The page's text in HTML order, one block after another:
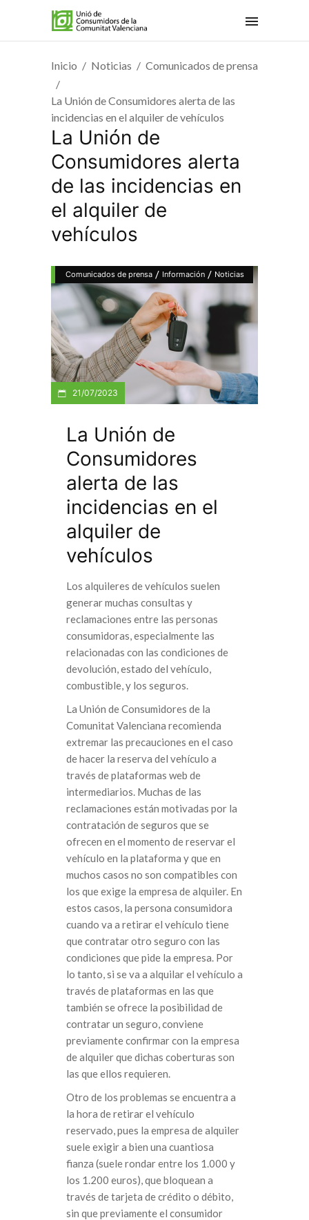
Inicio Noticias Comunicados de prensa
La Unión de Consumidores alerta de las
incidencias en el alquiler de vehículos
La Unión de
Consumidores alerta
de las incidencias en
el alquiler de
vehículos
Comunicados de prensa / Información / Noticias
21/07/2023
La Unión de
Consumidores
alerta de las
incidencias en el
alquiler de
vehículos
Los alquileres de vehículos suelen
generar muchas consultas y
reclamaciones entre las personas
consumidoras, especialmente las
relacionadas con las condiciones de
devolución, estado del vehículo,
combustible, y los seguros.
La Unión de Consumidores de la
Comunitat Valenciana recomienda
extremar las precauciones en el caso
de hacer la reserva del vehículo a
través de plataformas web de
intermediarios. Muchas de las
reclamaciones están motivadas por la
contratación de seguros que se
ofrecen en el momento de reservar el
vehículo en la plataforma y que en
muchos casos no son compatibles con
los que exige la empresa de alquiler. En
estos casos, la persona consumidora
cuando va a retirar el vehículo tiene
que contratar otro seguro con las
condiciones que pide la empresa. Por
lo tanto, si se va a alquilar el vehículo a
través de plataformas en las que
también se ofrece la posibilidad de
contratar un seguro, conviene
previamente confirmar con la empresa
de alquiler que dichas coberturas son
las que ellos requieren.
Otro de los problemas se encuentra a
la hora de retirar el vehículo
reservado, pues la empresa de alquiler
suele exigir a bien una cuantiosa
fianza (suele rondar entre los 1.000 y
los 1.200 euros), que bloquean a
través de tarjeta de crédito o débito,
sin que previamente el consumidor